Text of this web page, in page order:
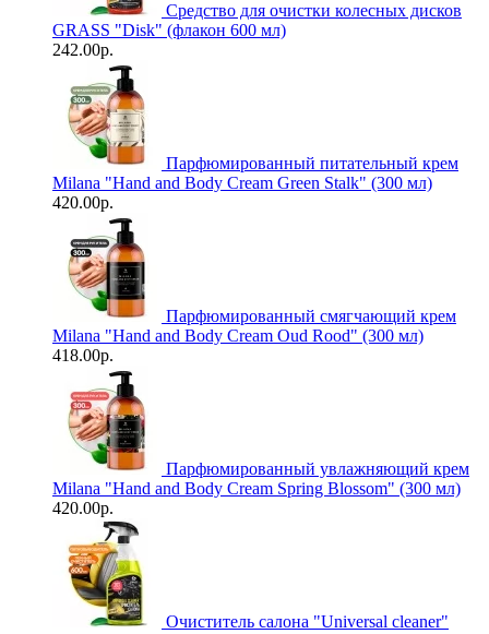
Средство для очистки колесных дисков
GRASS "Disk" (флакон 600 мл)
242.00р.
Парфюмированный питательный крем
Milana "Hand and Body Cream Green Stalk" (300 мл)
420.00р.
Парфюмированный смягчающий крем
Milana "Hand and Body Cream Oud Rood" (300 мл)
418.00р.
Парфюмированный увлажняющий крем
Milana "Hand and Body Cream Spring Blossom" (300 мл)
420.00р.
Очиститель салона "Universal сleaner"